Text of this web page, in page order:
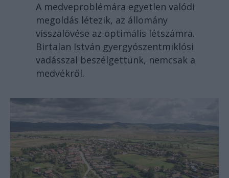
A medveproblémára egyetlen valódi
megoldás létezik, az állomány
visszalövése az optimális létszámra.
Birtalan István gyergyószentmiklósi
vadásszal beszélgettünk, nemcsak a
medvékről.